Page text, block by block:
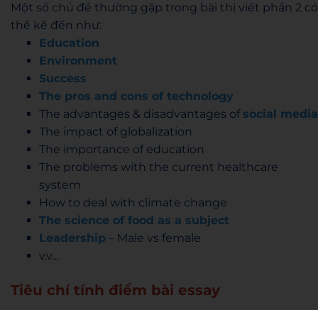
Một số chủ đề thường gặp trong bài thi viết phần 2 có
thể kể đến như:
Education
Environment
Success
The pros and cons of technology
The advantages & disadvantages of social media
The impact of globalization
The importance of education
The problems with the current healthcare
system
How to deal with climate change
The science of food as a subject
Leadership – Male vs female
v.v…
Tiêu chí tính điểm bài essay